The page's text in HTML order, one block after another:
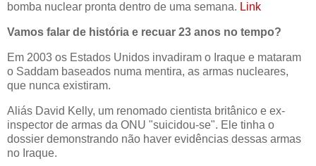
bomba nuclear pronta dentro de uma semana. Link
Vamos falar de história e recuar 23 anos no tempo?
Em 2003 os Estados Unidos invadiram o Iraque e mataram
o Saddam baseados numa mentira, as armas nucleares,
que nunca existiram.
Aliás David Kelly, um renomado cientista britânico e ex-
inspector de armas da ONU "suicidou-se". Ele tinha o
dossier demonstrando não haver evidências dessas armas
no Iraque.